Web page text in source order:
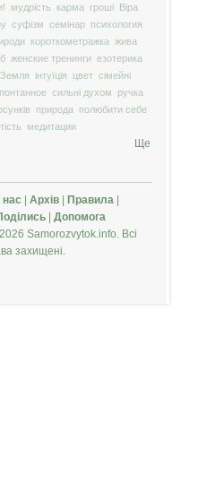
мудрість карма гроші Віра
суфізм семінар психология
короткометражка жива
женские тренинги езотерика
Земля інтуїція цвет сімейні
сильні духом
ручка
природа
полюбити себе
медитации
Ще
| Архів | Правила |
| Допомога
Samorozvytok.info. Всі
захищені.